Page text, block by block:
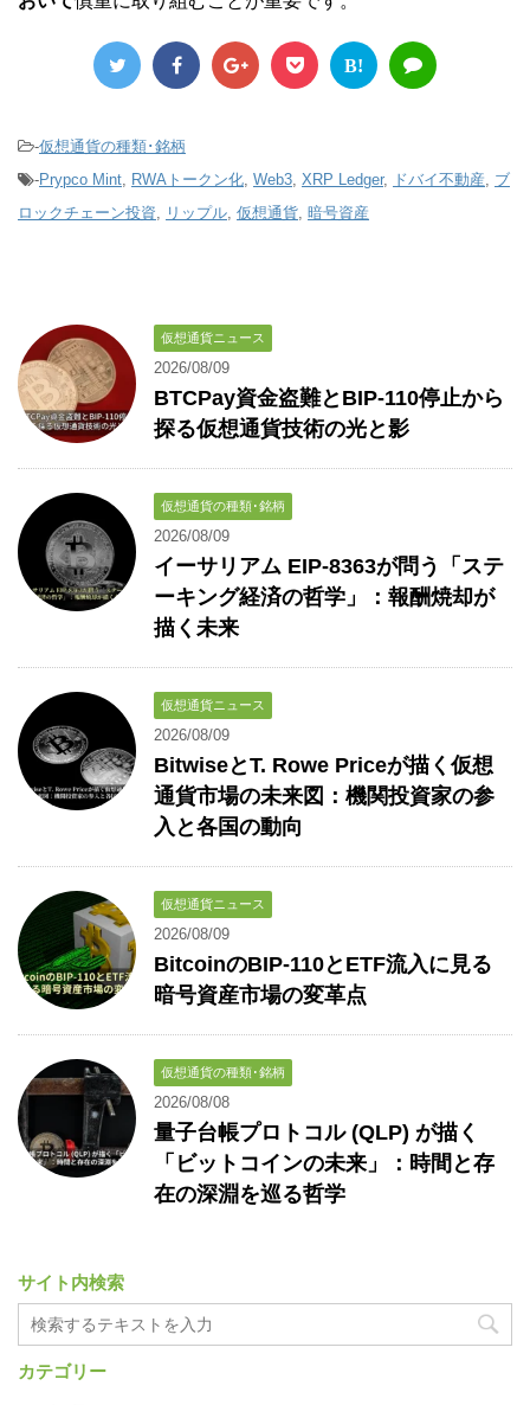
B!
-仮想通貨の種類･銘柄
-Prypco Mint, RWAトークン化, Web3, XRP Ledger, ドバイ不動産, ブ
ロックチェーン投資, リップル, 仮想通貨, 暗号資産
仮想通貨ニュース
2026/08/09
BTCPay資金盗難とBIP-110停止から
探る仮想通貨技術の光と影
仮想通貨の種類･銘柄
2026/08/09
イーサリアム EIP-8363が問う「ステ
ーキング経済の哲学」：報酬焼却が
描く未来
仮想通貨ニュース
2026/08/09
BitwiseとT. Rowe Priceが描く仮想
通貨市場の未来図：機関投資家の参
入と各国の動向
仮想通貨ニュース
2026/08/09
BitcoinのBIP-110とETF流入に見る
暗号資産市場の変革点
仮想通貨の種類･銘柄
2026/08/08
量子台帳プロトコル (QLP) が描く
「ビットコインの未来」：時間と存
在の深淵を巡る哲学
サイト内検索
カテゴリー